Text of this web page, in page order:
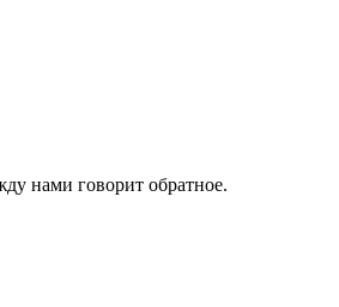
нами говорит обратное.